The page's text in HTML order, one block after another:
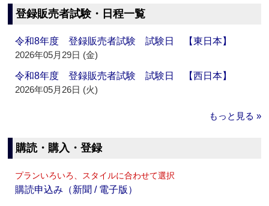
登録販売者試験・日程一覧
令和8年度 登録販売者試験 試験日 【東日本】
2026年05月29日 (金)
令和8年度 登録販売者試験 試験日 【西日本】
2026年05月26日 (火)
もっと見る »
購読・購入・登録
プランいろいろ、スタイルに合わせて選択
購読申込み（新聞 / 電子版）